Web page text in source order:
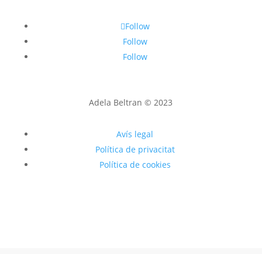
Follow
Follow
Follow
Adela Beltran © 2023
Avís legal
Política de privacitat
Política de cookies